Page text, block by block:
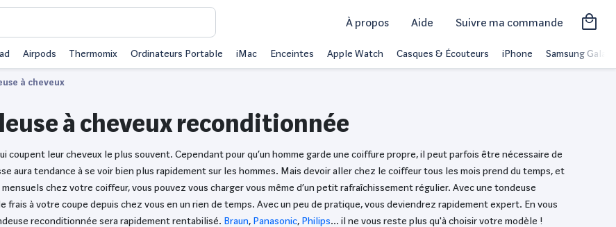
À propos Aide Suivre ma commande
Airpods Thermomix Ordinateurs Portable iMac Enceintes Apple Watch Casques & Écouteurs iPhone Samsung Galaxy
à cheveux
à cheveux reconditionnée
leur cheveux le plus souvent. Cependant pour qu’un homme garde une coiffure propre, il peut parfois être nécessaire de
aura tendance à se voir bien plus rapidement sur les hommes. Mais devoir aller chez le coiffeur tous les mois prend du temps, et
chez votre coiffeur, vous pouvez vous charger vous même d’un petit rafraîchissement régulier. Avec une tondeuse
à votre coupe depuis chez vous en un rien de temps. Avec un peu de pratique, vous deviendrez rapidement expert. En vous
reconditionnée sera rapidement rentabilisé. Braun, Panasonic, Philips… il ne vous reste plus qu'à choisir votre modèle !